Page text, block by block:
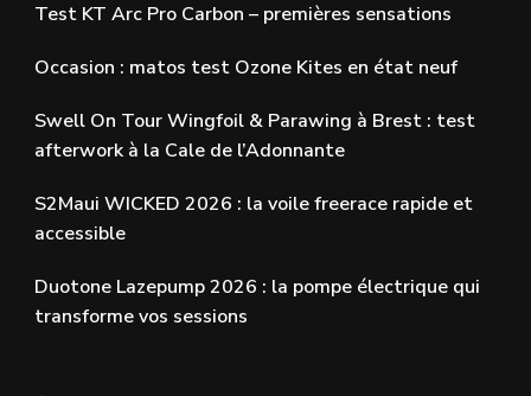
Test KT Arc Pro Carbon – premières sensations
Occasion : matos test Ozone Kites en état neuf
Swell On Tour Wingfoil & Parawing à Brest : test
afterwork à la Cale de l’Adonnante
S2Maui WICKED 2026 : la voile freerace rapide et
accessible
Duotone Lazepump 2026 : la pompe électrique qui
transforme vos sessions